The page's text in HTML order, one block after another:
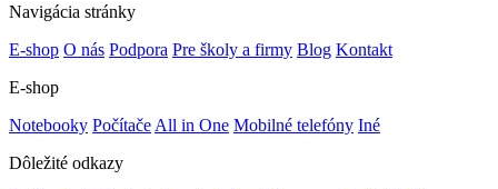
Navigácia stránky
E-shop O nás Podpora Pre školy a firmy Blog Kontakt
E-shop
Notebooky Počítače All in One Mobilné telefóny Iné
Dôležité odkazy